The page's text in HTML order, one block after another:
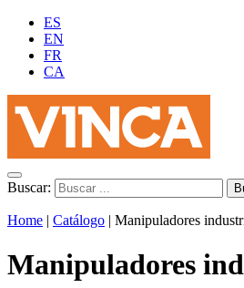
ES
EN
FR
CA
Buscar:
Home | Catálogo | Manipuladores
Manipuladores